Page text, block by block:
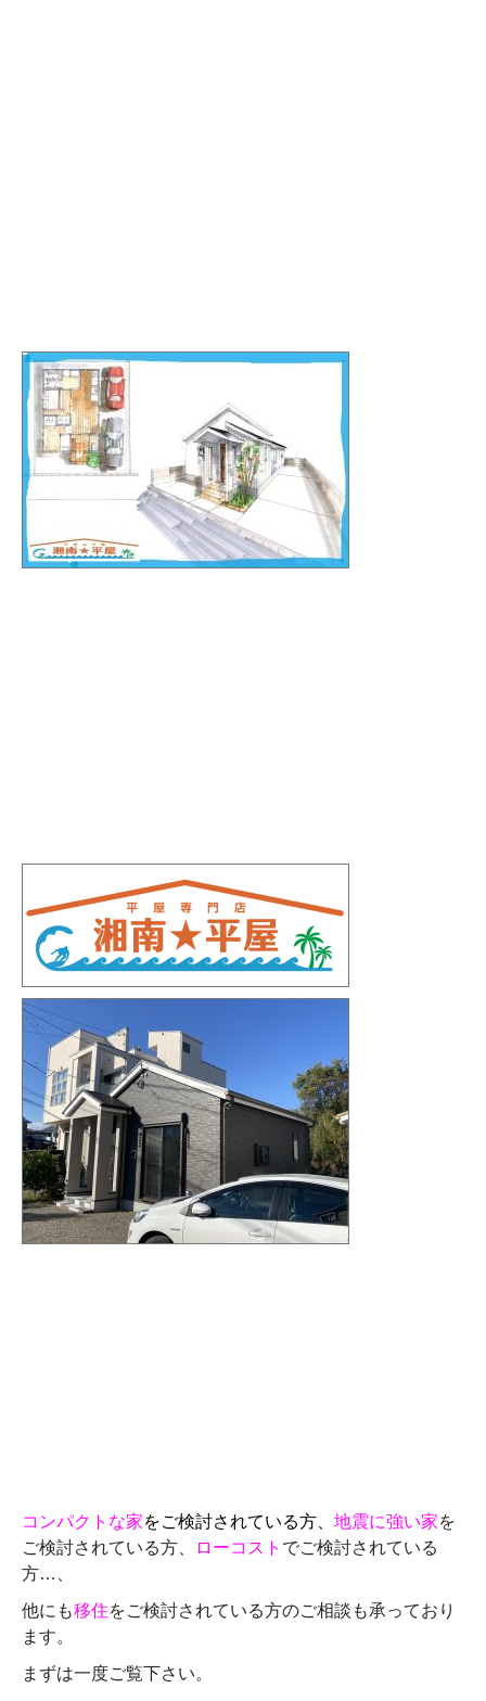
コンパクトな家をご検討されている方、 地震に強い家を
ご検討されている方、
ローコスト でご検討されている
方…、
他にも移住をご検討されている方のご相談も承っており
ます。
まずは一度ご覧下さい。